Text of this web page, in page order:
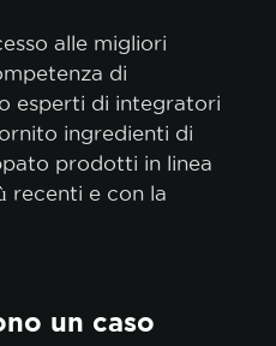
alle migliori
di
esperti di integratori
ingredienti di
prodotti in linea
recenti e con la
un caso